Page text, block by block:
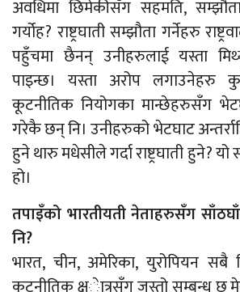
अवधिमा छिमेकीसँग सहमति,
गर्योह? राष्ट्रघाती सम्झौता गर्नेहरु
पहुँचमा छैनन् उनीहरुलाई यस्ता
पाइन्छ। यस्ता अरोप
कूटनीतिक नियोगका मान्छेहरुसँग
गरेकै छन् नि। उनीहरुको भेटघाट
हुने थारु मधेसीले गर्दा राष्ट्रघाती हुने?
हो।
तपाइँको भारतीयती नेताहरुसँग
नि?
भारत, चीन, अमेरिका, युरोपियन सबै